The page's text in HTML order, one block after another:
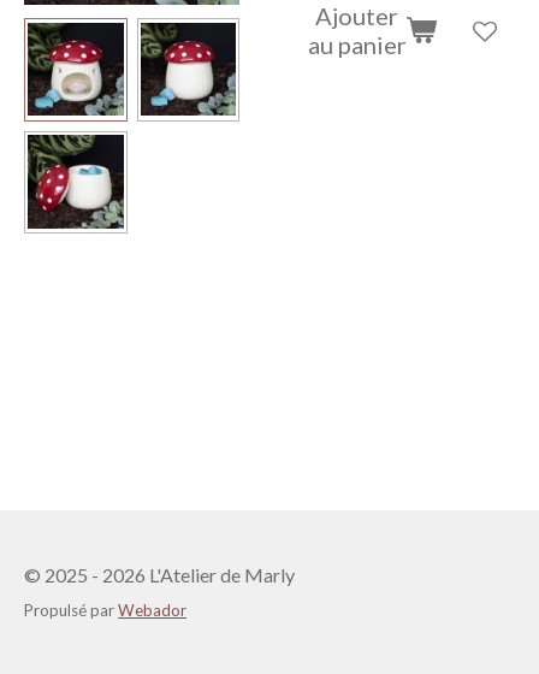
Ajouter
au panier
© 2025 - 2026 L'Atelier de Marly
Propulsé parWebador